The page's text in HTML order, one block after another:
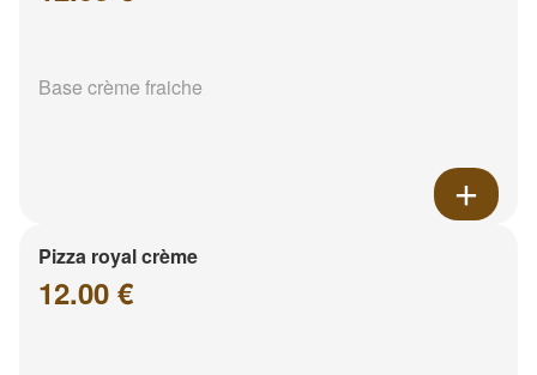
Base crème fraiche
Pizza royal crème
12.00 €